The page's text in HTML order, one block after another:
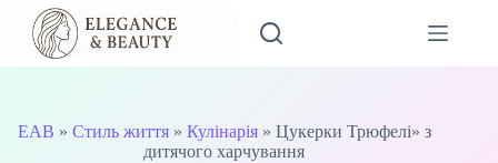
Перейти
вмісту
EAB » Стиль життя» Кулінарія» Цукерки Трюфелі» з
дитячого харчування